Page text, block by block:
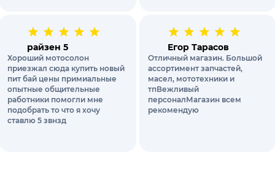
райзен 5
Хороший мотосолон
приезжал сюда купить новый
пит бай цены примиальные
опытные общительные
работники помогли мне
подобрать то что я хочу
ставлю 5 звнзд
Егор Тарасов
Отличный магазин. Большой
ассортимент запчастей,
масел, мототехники и
тпВежливый
персоналМагазин всем
рекомендую